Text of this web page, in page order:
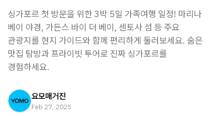
싱가포르 첫 방문을 위한 3박 5일 가족여행 일정! 마리나
베이 야경, 가든스 바이 더 베이, 센토사 섬 등 주요
관광지를 현지 가이드와 함께 편리하게 둘러보세요. 숨은
맛집 탐방과 프라이빗 투어로 진짜 싱가포르를
경험하세요.
요모매거진
Feb 27, 2025